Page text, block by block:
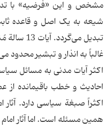
شیعه‌ به‌ یک‌ اصل‌ و قاعده‌
تبدیل‌
غالباً‌ به‌ انذار و تبشیر
اکثر آیات‌ مدنی‌ به‌ مسائل‌
احادیث‌ و خطب‌ باقیمانده‌
اکثراً‌ صبغة‌ سیاسی‌ دارد. آثار
همین‌ مسئله‌ است. اما آثار